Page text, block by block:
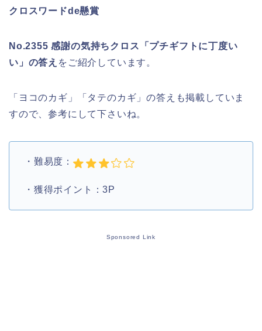
クロスワードde懸賞
No.2355 感謝の気持ちクロス「プチギフトに丁度い
い」の答え をご紹介しています。
「ヨコのカギ」「タテのカギ」の答えも掲載していま
すので、参考にして下さいね。
・難易度：
・獲得ポイント：3P
Sponsored Link